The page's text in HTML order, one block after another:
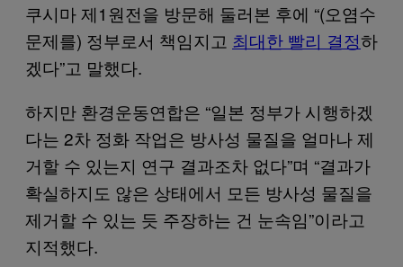
쿠시마 제1원전을 방문해 둘러본 후에 “(오염수
문제를) 정부로서 책임지고 최대한 빨리 결정하
겠다”고 말했다.
하지만 환경운동연합은 “일본 정부가 시행하겠
다는 2차 정화 작업은 방사성 물질을 얼마나 제
거할 수 있는지 연구 결과조차 없다”며 “결과가
확실하지도 않은 상태에서 모든 방사성 물질을
제거할 수 있는 듯 주장하는 건 눈속임”이라고
지적했다.